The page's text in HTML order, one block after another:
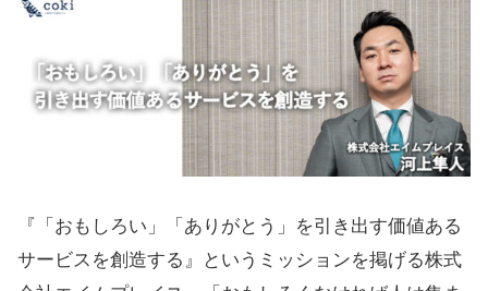
『「おもしろい」「ありがとう」を引き出す価値ある
サービスを創造する』というミッションを掲げる株式